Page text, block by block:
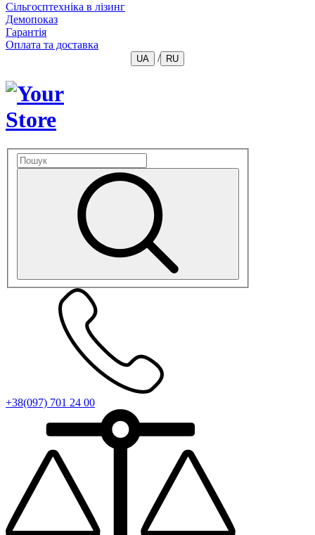
Сільгосптехніка в лізинг
Демопоказ
Гарантія
Оплата та доставка
UA / RU
+38(097) 701 24 00